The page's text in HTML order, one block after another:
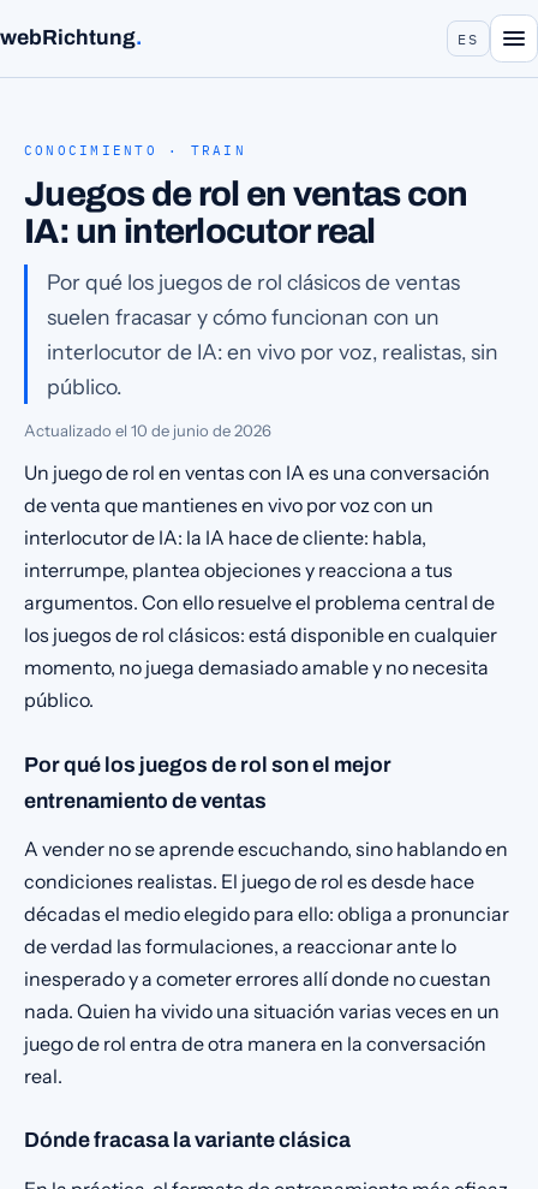
webRichtung. ES
CONOCIMIENTO · TRAIN
Juegos de rol en ventas con
IA: un interlocutor real
Por qué los juegos de rol clásicos de ventas
suelen fracasar y cómo funcionan con un
interlocutor de IA: en vivo por voz, realistas, sin
público.
Actualizado el 10 de junio de 2026
Un juego de rol en ventas con IA es una conversación
de venta que mantienes en vivo por voz con un
interlocutor de IA: la IA hace de cliente: habla,
interrumpe, plantea objeciones y reacciona a tus
argumentos. Con ello resuelve el problema central de
los juegos de rol clásicos: está disponible en cualquier
momento, no juega demasiado amable y no necesita
público.
Por qué los juegos de rol son el mejor
entrenamiento de ventas
A vender no se aprende escuchando, sino hablando en
condiciones realistas. El juego de rol es desde hace
décadas el medio elegido para ello: obliga a pronunciar
de verdad las formulaciones, a reaccionar ante lo
inesperado y a cometer errores allí donde no cuestan
nada. Quien ha vivido una situación varias veces en un
juego de rol entra de otra manera en la conversación
real.
Dónde fracasa la variante clásica